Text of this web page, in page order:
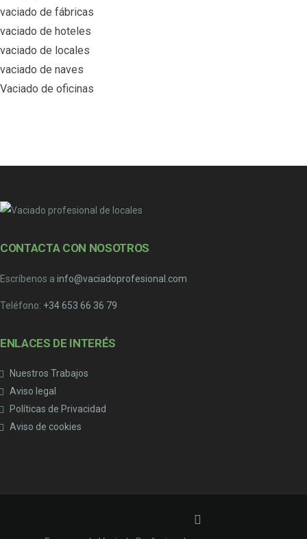
vaciado de fábricas
vaciado de hoteles
vaciado de locales
vaciado de naves
Vaciado de oficinas
CONTACTA CON NOSOTROS
Escríbenos a info@vaciadoprofesional.com
Teléfono: +34 653 66 36 79
ENLACES DE INTERÉS
Nuestros Trabajos
Aviso legal
Políticas de Privacidad
Aviso de cookies